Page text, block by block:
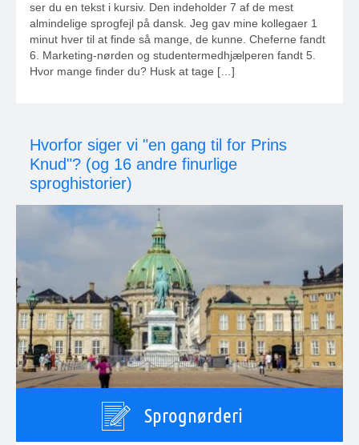
ser du en tekst i kursiv. Den indeholder 7 af de mest
almindelige sprogfejl på dansk. Jeg gav mine kollegaer 1
minut hver til at finde så mange, de kunne. Cheferne fandt
6. Marketing-nørden og studentermedhjælperen fandt 5.
Hvor mange finder du? Husk at tage […]
Hvorfor siger vi "en gang til for Prins
Knud"? (og 16 andre finurlige
sproghistorier)
Sprognørderi